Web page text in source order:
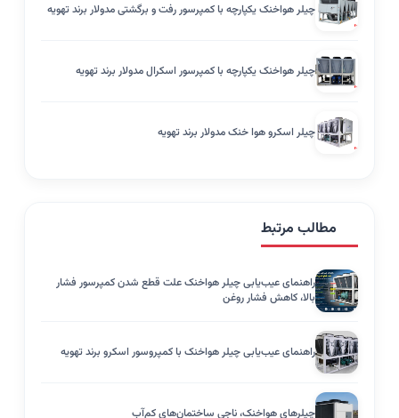
چیلر هواخنک یکپارچه با کمپرسور رفت و برگشتی مدولار برند تهویه
چیلر هواخنک یکپارچه با کمپرسور اسکرال مدولار برند تهویه
چیلر اسکرو هوا خنک مدولار برند تهویه
مطالب مرتبط
راهنمای عیب‌یابی چیلر هواخنک علت قطع شدن کمپرسور فشار
بالا، کاهش فشار روغن
راهنمای عیب‌یابی چیلر هواخنک با کمپروسور اسکرو برند تهویه
چیلرهای هواخنک، ناجی ساختمان‌های کم‌آب